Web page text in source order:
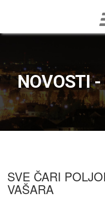
NOVOSTI
SVE ČARI
VAŠARA